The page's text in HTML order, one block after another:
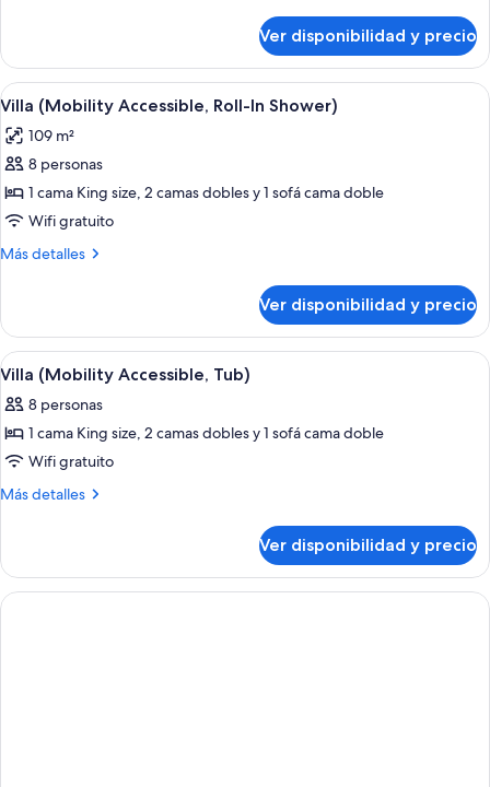
Shower)
(Mobility
Accessible,
Transfer
Shower)
Ver disponibilidad y precio
Ver
todas
las
fotos
de
Villa
(Mobility
In
Shower)
Habitación de hotel con comedor,
8
Villa (Mobility Accessible, Roll-In Shower)
109 m²
8 personas
1 cama King size, 2 camas dobles y 1 sofá cama doble
Wifi gratuito
Más detalles
Más
(Mobility
Accessible,
Roll-
Shower)
Ver disponibilidad y precio
Ver
todas
las
fotos
de
Villa
Tub)
Una sala de estar con comedor,
3
Villa (Mobility Accessible, Tub)
8 personas
1 cama King size, 2 camas dobles y 1 sofá cama doble
Wifi gratuito
Más detalles
Más
(Mobility
Accessible,
Tub)
Ver disponibilidad y precio